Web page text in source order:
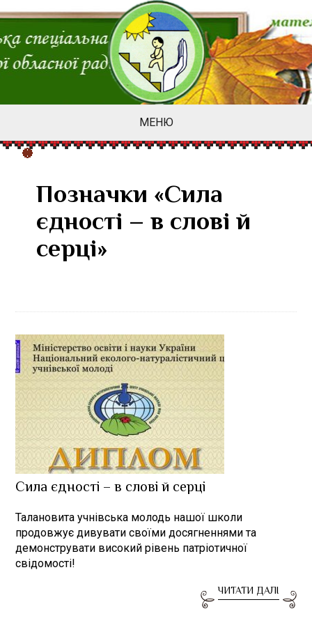
МЕНЮ
Позначки «Сила
єдності – в слові й
серці»
Сила єдності – в слові й серці
Талановита учнівська молодь нашої школи
продовжує дивувати своїми досягненнями та
демонструвати високий рівень патріотичної
свідомості!
ЧИТАТИ ДАЛІ